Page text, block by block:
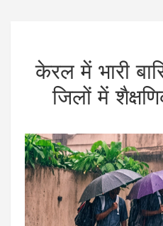
केरल में भारी
जिलों में